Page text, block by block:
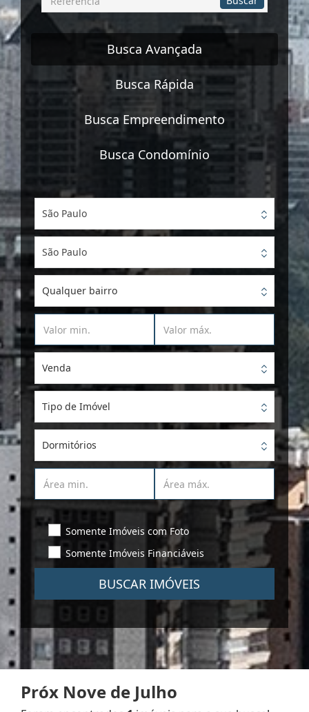
por
Referência
Busca Avançada
Busca Rápida
Busca Empreendimento
Busca Condomínio
São Paulo
São Paulo
Qualquer bairro
Venda
Tipo de Imóvel
Dormitórios
Somente Imóveis com Foto
Somente Imóveis Financiáveis
BUSCAR IMÓVEIS
Próx Nove de Julho